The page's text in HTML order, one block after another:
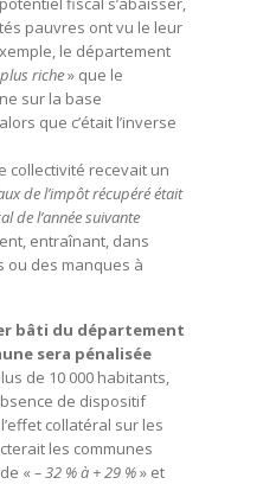
pauvres ont vu le leur
le département
plus riche» que le
sur la base
que c’était l’inverse
collectivité recevait un
de l’impôt récupéré était
de l’année suivante
entraînant, dans
ou des manques à
bâti du département
sera pénalisée
de 10 000 habitants,
de dispositif
collatéral sur les
les communes
« – 32 % à + 29 %» et